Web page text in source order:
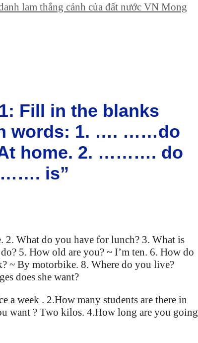
lam thắng cảnh của đất nước VN Mong
Fill in the blanks
words: 1. …. ……do
home. 2. ………. do
is”
2. What do you have for lunch? 3. What is
5. How old are you? ~ I’m ten. 6. How do
~ By motorbike. 8. Where do you live?
does she want?
a week . 2.How many students are there in
want ? Two kilos. 4.How long are you going